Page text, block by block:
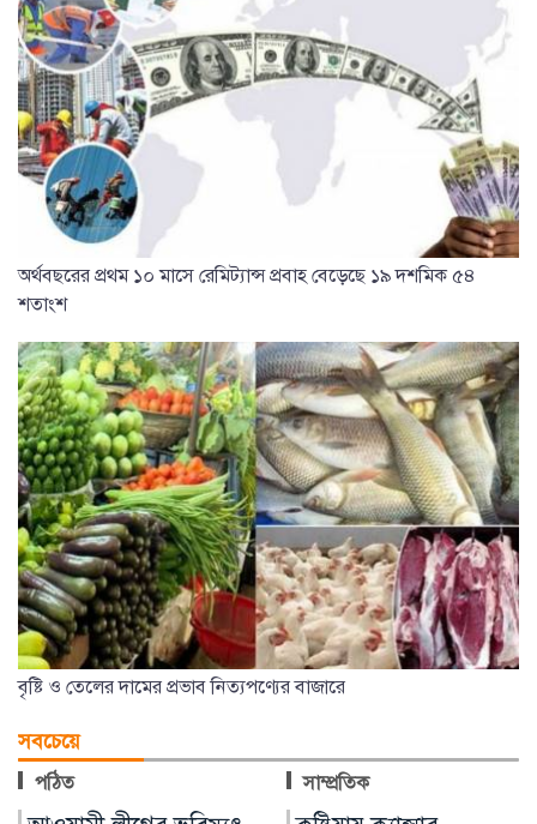
অর্থবছরের প্রথম ১০ মাসে রেমিট্যান্স প্রবাহ বেড়েছে ১৯ দশমিক ৫৪
শতাংশ
বৃষ্টি ও তেলের দামের প্রভাব নিত্যপণ্যের বাজারে
সবচেয়ে
পঠিত সাম্প্রতিক